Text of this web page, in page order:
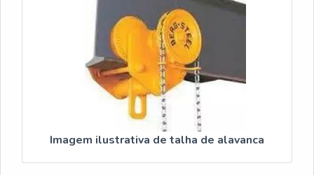
Imagem ilustrativa de talha de alavanca